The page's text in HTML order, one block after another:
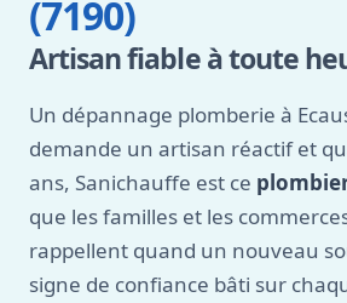
(7190)
Artisan fiable à toute
Un dépannage plomberie à
demande un artisan réactif et
ans, Sanichauffe est ce
que les familles et les
rappellent quand un nouveau
signe de confiance bâti sur